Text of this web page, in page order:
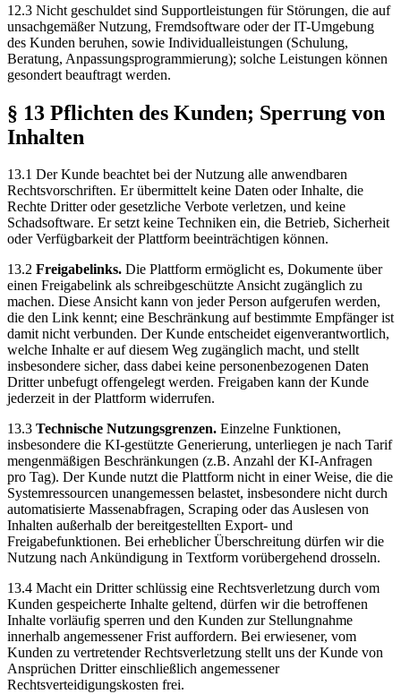
12.3 Nicht geschuldet sind Supportleistungen für Störungen, die auf
unsachgemäßer Nutzung, Fremdsoftware oder der IT-Umgebung
des Kunden beruhen, sowie Individualleistungen (Schulung,
Beratung, Anpassungsprogrammierung); solche Leistungen können
gesondert beauftragt werden.
§ 13 Pflichten des Kunden; Sperrung von
Inhalten
13.1 Der Kunde beachtet bei der Nutzung alle anwendbaren
Rechtsvorschriften. Er übermittelt keine Daten oder Inhalte, die
Rechte Dritter oder gesetzliche Verbote verletzen, und keine
Schadsoftware. Er setzt keine Techniken ein, die Betrieb, Sicherheit
oder Verfügbarkeit der Plattform beeinträchtigen können.
13.2 Freigabelinks. Die Plattform ermöglicht es, Dokumente über
einen Freigabelink als schreibgeschützte Ansicht zugänglich zu
machen. Diese Ansicht kann von jeder Person aufgerufen werden,
die den Link kennt; eine Beschränkung auf bestimmte Empfänger ist
damit nicht verbunden. Der Kunde entscheidet eigenverantwortlich,
welche Inhalte er auf diesem Weg zugänglich macht, und stellt
insbesondere sicher, dass dabei keine personenbezogenen Daten
Dritter unbefugt offengelegt werden. Freigaben kann der Kunde
jederzeit in der Plattform widerrufen.
13.3 Technische Nutzungsgrenzen. Einzelne Funktionen,
insbesondere die KI-gestützte Generierung, unterliegen je nach Tarif
mengenmäßigen Beschränkungen (z.B. Anzahl der KI-Anfragen
pro Tag). Der Kunde nutzt die Plattform nicht in einer Weise, die die
Systemressourcen unangemessen belastet, insbesondere nicht durch
automatisierte Massenabfragen, Scraping oder das Auslesen von
Inhalten außerhalb der bereitgestellten Export- und
Freigabefunktionen. Bei erheblicher Überschreitung dürfen wir die
Nutzung nach Ankündigung in Textform vorübergehend drosseln.
13.4 Macht ein Dritter schlüssig eine Rechtsverletzung durch vom
Kunden gespeicherte Inhalte geltend, dürfen wir die betroffenen
Inhalte vorläufig sperren und den Kunden zur Stellungnahme
innerhalb angemessener Frist auffordern. Bei erwiesener, vom
Kunden zu vertretender Rechtsverletzung stellt uns der Kunde von
Ansprüchen Dritter einschließlich angemessener
Rechtsverteidigungskosten frei.